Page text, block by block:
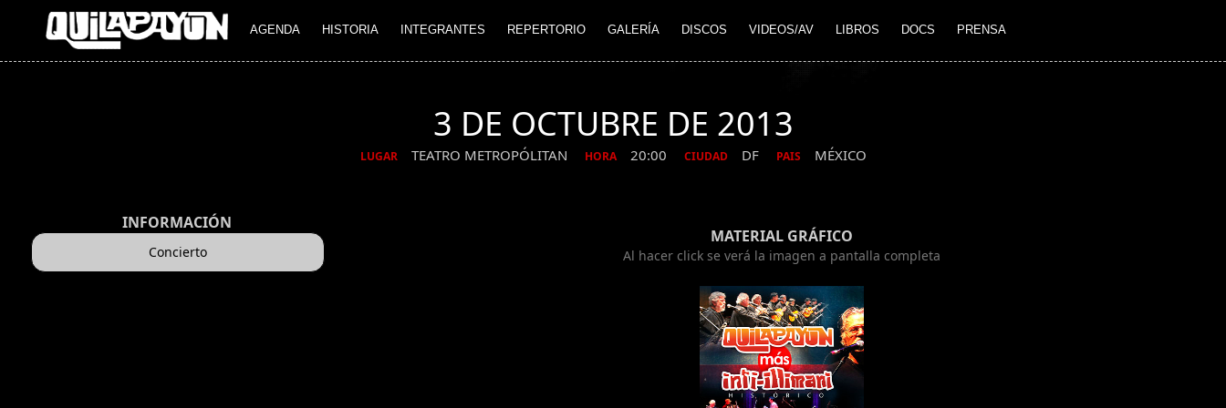
AGENDA HISTORIA INTEGRANTES REPERTORIO GALERÍA DISCOS VIDEOS/AV LIBROS DOCS PRENSA
3 DE OCTUBRE DE 2013
LUGAR TEATRO METROPÓLITAN HORA 20:00 CIUDAD DF PAIS MÉXICO
INFORMACIÓN
Concierto
MATERIAL GRÁFICO
Al hacer click se verá la imagen a pantalla completa